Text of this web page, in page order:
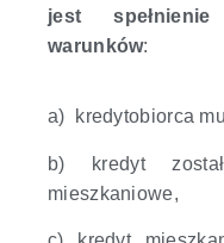
jest
warunków:
a) kredytobiorca
b) kredyt
mieszkaniowe,